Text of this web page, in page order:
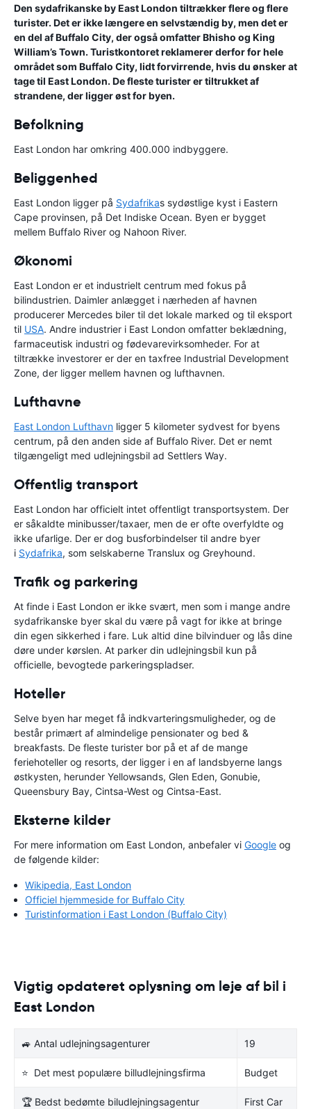
Den sydafrikanske by East London tiltrækker flere og flere
turister. Det er ikke længere en selvstændig by, men det er
en del af Buffalo City, der også omfatter Bhisho og King
William’s Town. Turistkontoret reklamerer derfor for hele
området som Buffalo City, lidt forvirrende, hvis du ønsker at
tage til East London. De fleste turister er tiltrukket af
strandene, der ligger øst for byen.
Befolkning
East London har omkring 400.000 indbyggere.
Beliggenhed
East London ligger på Sydafrikas sydøstlige kyst i Eastern
Cape provinsen, på Det Indiske Ocean. Byen er bygget
mellem Buffalo River og Nahoon River.
Økonomi
East London er et industrielt centrum med fokus på
bilindustrien. Daimler anlægget i nærheden af havnen
producerer Mercedes biler til det lokale marked og til eksport
til USA. Andre industrier i East London omfatter beklædning,
farmaceutisk industri og fødevarevirksomheder. For at
tiltrække investorer er der en taxfree Industrial Development
Zone, der ligger mellem havnen og lufthavnen.
Lufthavne
East London Lufthavn ligger 5 kilometer sydvest for byens
centrum, på den anden side af Buffalo River. Det er nemt
tilgængeligt med udlejningsbil ad Settlers Way.
Offentlig transport
East London har officielt intet offentligt transportsystem. Der
er såkaldte minibusser/taxaer, men de er ofte overfyldte og
ikke ufarlige. Der er dog busforbindelser til andre byer
i Sydafrika, som selskaberne Translux og Greyhound.
Trafik og parkering
At finde i East London er ikke svært, men som i mange andre
sydafrikanske byer skal du være på vagt for ikke at bringe
din egen sikkerhed i fare. Luk altid dine bilvinduer og lås dine
døre under kørslen. At parker din udlejningsbil kun på
officielle, bevogtede parkeringspladser.
Hoteller
Selve byen har meget få indkvarteringsmuligheder, og de
består primært af almindelige pensionater og bed &
breakfasts. De fleste turister bor på et af de mange
feriehoteller og resorts, der ligger i en af landsbyerne langs
østkysten, herunder Yellowsands, Glen Eden, Gonubie,
Queensbury Bay, Cintsa-West og Cintsa-East.
Eksterne kilder
For mere information om East London, anbefaler vi Google og
de følgende kilder:
Wikipedia, East London
Officiel hjemmeside for Buffalo City
Turistinformation i East London (Buffalo City)
Vigtig opdateret oplysning om leje af bil i
East London
🚙 Antal udlejningsagenturer 19
⭐ Det mest populære billudlejningsfirma Budget
🏆 Bedst bedømte biludlejningsagentur First Car